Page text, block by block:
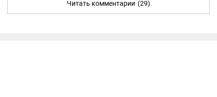
Читать комментарии (29)